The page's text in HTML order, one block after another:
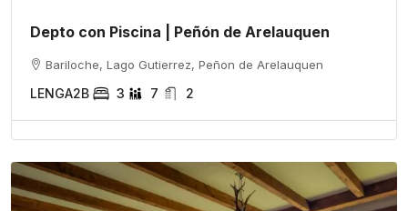
Depto con Piscina | Peñón de Arelauquen
Bariloche, Lago Gutierrez, Peñon de Arelauquen
LENGA2B 3 7 2